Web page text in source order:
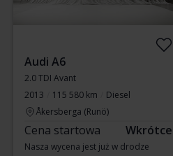
Audi A6
2.0 TDI Avant
2013
115 580 km
Diesel
Åkersberga (Runö)
Cena startowa Wkrótce
Nasza wycena jest już w drodze